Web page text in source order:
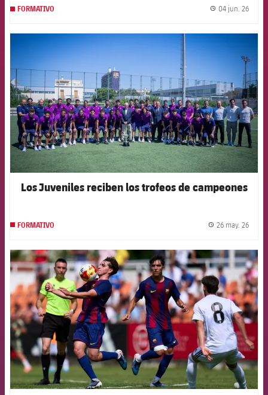
FORMATIVO 04 jun. 26
FCB Barcelona badge
Los Juveniles reciben los trofeos de campeones
FORMATIVO 26 may. 26
FCB Barcelona badge